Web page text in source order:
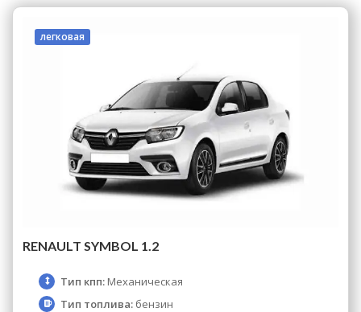
легковая
RENAULT SYMBOL 1.2
Тип кпп: Механическая
Тип топлива: бензин